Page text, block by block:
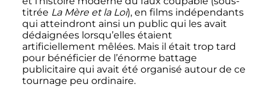
titrée La Mère et la Loi), en films indépendants
qui atteindront ainsi un public qui les avait
dédaignées lorsqu’elles étaient
artificiellement mêlées. Mais il était trop tard
pour bénéficier de l’énorme battage
publicitaire qui avait été organisé autour de ce
tournage peu ordinaire.